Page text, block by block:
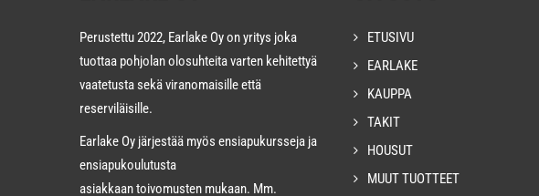
Perustettu 2022, Earlake Oy on yritys joka
tuottaa pohjolan olosuhteita varten kehitettyä
vaatetusta sekä viranomaisille että
reserviläisille.
Earlake Oy järjestää myös ensiapukursseja ja
ensiapukoulutusta
asiakkaan toivomusten mukaan. Mm.
ETUSIVU
EARLAKE
KAUPPA
TAKIT
HOUSUT
MUUT TUOTTEET